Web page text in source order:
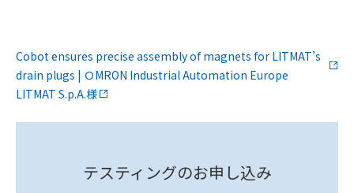
Cobot ensures precise assembly of magnets for LITMAT’s
drain plugs | ＯMRON Industrial Automation Europe
LITMAT S.p.A.様
テスティングのお申し込み